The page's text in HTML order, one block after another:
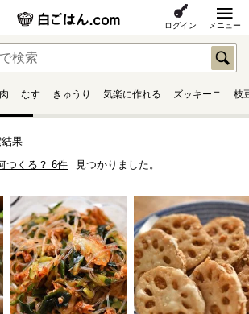
ログイン メニュー
なす きゅうり 気楽に作れる ズッキーニ 枝
果
つくる？ 6件 見つかりました。